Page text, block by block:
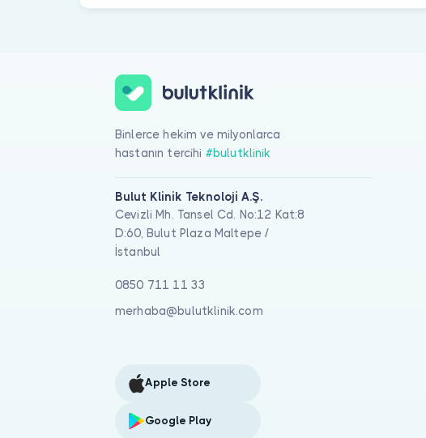
Binlerce hekim ve milyonlarca
hastanın tercihi #bulutklinik
Bulut Klinik Teknoloji A.Ş.
Cevizli Mh. Tansel Cd. No:12 Kat:8
D:60, Bulut Plaza Maltepe /
İstanbul
0850 711 11 33
merhaba@bulutklinik.com
Apple Store
Google Play